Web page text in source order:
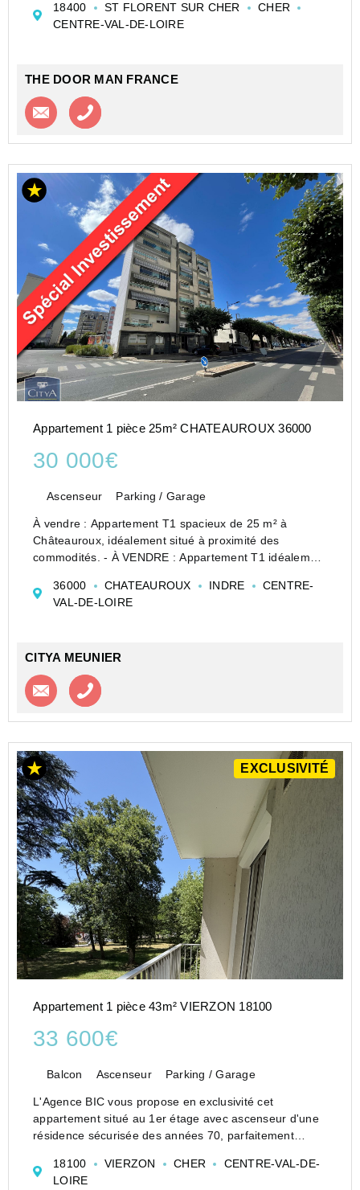
Pièce de vie
Coin cuisine
Toilettes
Une cave et un em...
18400 ST FLORENT SUR CHER
CHER
CENTRE-VAL-DE-LOIRE
THE DOOR MAN FRANCE
Contacter l'agence
Appartement 1 pièce 25m² CHATEAUROUX 36000
30 000€
Ascenseur Parking / Garage
À vendre : Appartement T1 spacieux de 25 m² à
Châteauroux, idéalement situé à proximité des
commodités. - À VENDRE : Appartement T1 idéalement
ville (36000). Ce bien immobilier représente une
opportunité d&#...
36000 CHATEAUROUX INDRE
CENTRE-
VAL-DE-LOIRE
CITYA MEUNIER
Contacter l'agence
EXCLUSIVITÉ
Appartement 1 pièce 43m² VIERZON 18100
33 600€
Balcon Ascenseur Parking / Garage
L'Agence BIC vous propose en exclusivité cet
appartement situé au 1er étage avec ascenseur d'une
résidence sécurisée des années 70, parfaitement
d'accès et dont notre agence assure le syn...
18100 VIERZON CHER
CENTRE-VAL-DE-
LOIRE